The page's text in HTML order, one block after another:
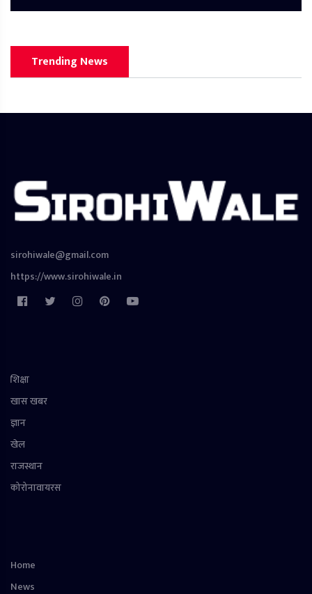
Trending News
sirohiwale@gmail.com
https://www.sirohiwale.in
शिक्षा
खास खबर
ज्ञान
खेल
राजस्थान
कोरोनावायरस
Home
News